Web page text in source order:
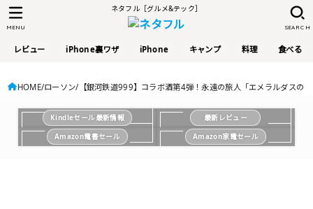
ネタフル［グルメ&テック］
レビュー iPhone裏ワザ iPhone キャンプ 料理 食べる
SEARCH
MENU
HOME ローソン 【銀河鉄道999】コラボ酒第4弾！永遠の旅人「エメラルダスの
Kindleセール最新情報 最新レビュー
Amazon電書セール Amazon家電セール